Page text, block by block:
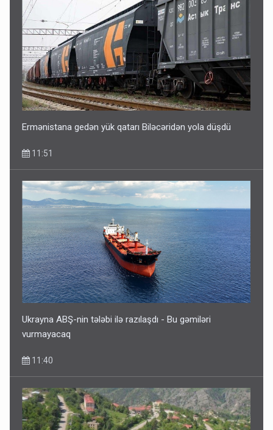
Ermənistana gedən yük qatarı Biləcəridən yola düşdü
11:51
Ukrayna ABŞ-nin tələbi ilə razılaşdı - Bu gəmiləri
vurmayacaq
11:40